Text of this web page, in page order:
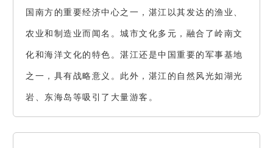
国南方的重要经济中心之一，湛江以其发达的渔业、
农业和制造业而闻名。城市文化多元，融合了岭南文
化和海洋文化的特色。湛江还是中国重要的军事基地
之一，具有战略意义。此外，湛江的自然风光如湖光
岩、东海岛等吸引了大量游客。